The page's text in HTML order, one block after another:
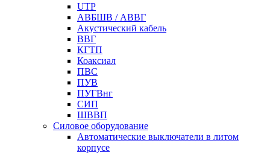
UTP
АВБШВ / АВВГ
Акустический кабель
ВВГ
КГТП
Коаксиал
ПВС
ПУВ
ПУГВнг
СИП
ШВВП
Силовое оборудование
Автоматические выключатели в литом
корпусе